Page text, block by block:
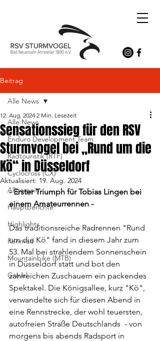
Beitrag
Alle News
Enduro Development Team
Radtouristik (RTF)
Cyclocross (CX)
Allgemein
Hauptberichte
Highlights
Rennrad
Mountainbike (MTB)
Gravel
Alle News
Sensationssieg für den RSV
Sturmvogel bei „Rund um die
Kö“ in Düsseldorf
12. Aug. 2024 2 Min. Lesezeit
Aktualisiert: 19. Aug. 2024
- Erster Triumph für Tobias Lingen bei
einem Amateurrennen -
Das traditionsreiche Radrennen "Rund
um die Kö" fand in diesem Jahr zum
53. Mal bei strahlendem Sonnenschein
in Düsseldorf statt und bot den
zahlreichen Zuschauern ein packendes
Spektakel. Die Königsallee, kurz "Kö",
verwandelte sich für diesen Abend in
eine Rennstrecke, der wohl teuersten,
autofreien Straße Deutschlands  - von
morgens bis abends Radsport in